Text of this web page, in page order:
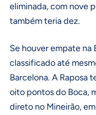
eliminada, com nove
também teria dez.
Se houver empate na
classificado até
Barcelona. A Raposa
oito pontos do Boca,
direto no Mineirão,